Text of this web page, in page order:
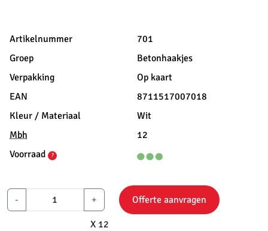
Artikelnummer
701
Groep
Betonhaakjes
Verpakking
Op kaart
EAN
8711517007018
Kleur / Materiaal
Wit
Mbh
12
Voorraad
?
- +
X 12
Offerte aanvragen